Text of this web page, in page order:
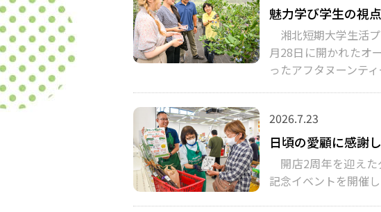
魅力学び学生の視
湘北短期大学生活
月28日に開かれたオ
ったアフタヌーンテ
2026.7.23
日頃の愛顧に感謝
開店2周年を迎えた
記念イベントを開催し